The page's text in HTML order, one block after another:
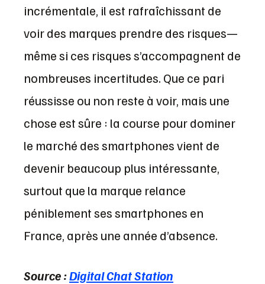
incrémentale, il est rafraîchissant de
voir des marques prendre des risques—
même si ces risques s’accompagnent de
nombreuses incertitudes. Que ce pari
réussisse ou non reste à voir, mais une
chose est sûre : la course pour dominer
le marché des smartphones vient de
devenir beaucoup plus intéressante,
surtout que la marque relance
péniblement ses smartphones en
France, après une année d’absence.
Source :Digital Chat Station